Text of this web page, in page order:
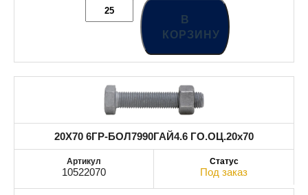
В
КОРЗИНУ
20X70 6ГР-БОЛ7990ГАЙ4.6 ГО.ОЦ.20x70
10522070 Под заказ